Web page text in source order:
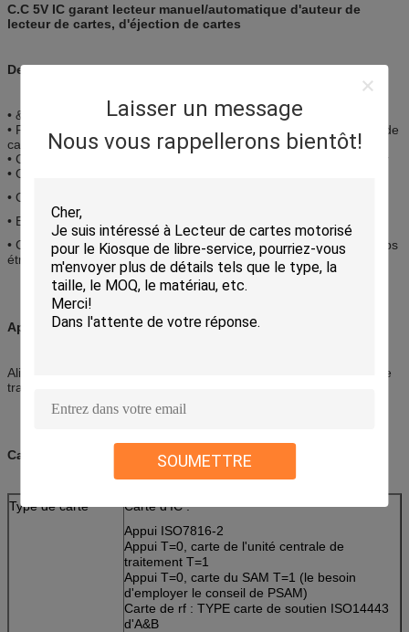
Laisser un message
Nous vous rappellerons bientôt!
SOUMETTRE
C.C 5V IC garant lecteur manuel/automatique d'auteur de
lecteur de cartes, d'éjection de cartes
Description :
• &write lu par carte d'IC&RF
• Fermez à clef automatiquement éjection manuelle/automatique de
carte, de carte
• Conception spéciale pour le lecteur protecteur du corps étranger
• Options multiples d'encadrement
• Option de conseil de PSAM
• EMV certifié
• Conception spéciale de cloison pour le lecteur protecteur du corps
étranger
Applications :
Alimentez la distribution, jeu, gouvernement, système se garant, le
transport CAF, utilité
Caractéristiques :
Type de carte
Carte d'IC :
Appui ISO7816-2
Appui T=0, carte de l'unité centrale de
traitement T=1
Appui T=0, carte du SAM T=1 (le besoin
d'employer le conseil de PSAM)
Carte de rf : TYPE carte de soutien ISO14443
d'A&B